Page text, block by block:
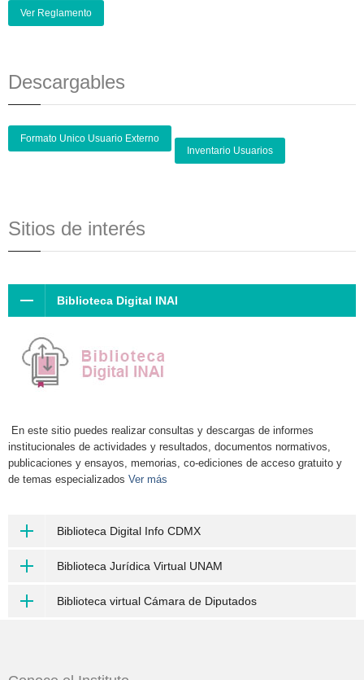
Ver Reglamento
Descargables
Formato Unico Usuario Externo
Inventario Usuarios
Sitios de interés
Biblioteca Digital INAI
En este sitio puedes realizar consultas y descargas de informes
institucionales de actividades y resultados, documentos normativos,
publicaciones y ensayos, memorias, co-ediciones de acceso gratuito y
de temas especializados Ver más
Biblioteca Digital Info CDMX
Biblioteca Jurídica Virtual UNAM
Biblioteca virtual Cámara de Diputados